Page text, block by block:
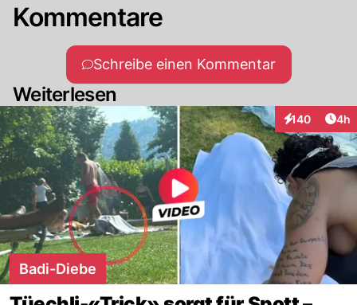
Kommentare
Schreibe einen Kommentar
Weiterlesen
140
Interaktionen
4h
Badi-Diebe